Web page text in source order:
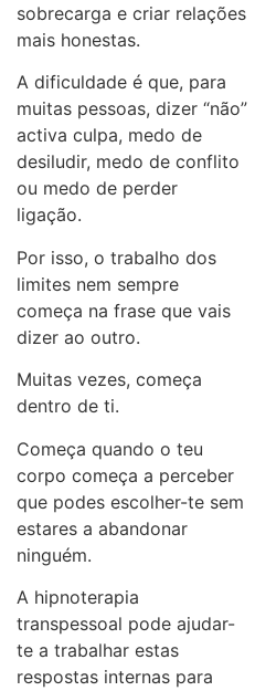
sobrecarga e criar relações
mais honestas.
A dificuldade é que, para
muitas pessoas, dizer “não”
activa culpa, medo de
desiludir, medo de conflito
ou medo de perder
ligação.
Por isso, o trabalho dos
limites nem sempre
começa na frase que vais
dizer ao outro.
Muitas vezes, começa
dentro de ti.
Começa quando o teu
corpo começa a perceber
que podes escolher-te sem
estares a abandonar
ninguém.
A hipnoterapia
transpessoal pode ajudar-
te a trabalhar estas
respostas internas para